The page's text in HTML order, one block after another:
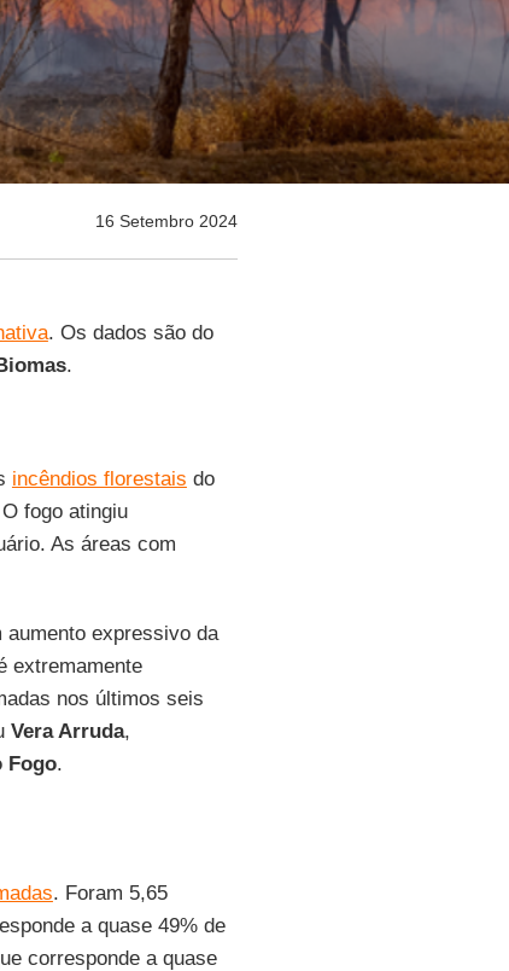
16 Setembro 2024
. Os dados são do
.
incêndios florestais do
fogo atingiu
As áreas com
aumento expressivo da
extremamente
nos últimos seis
Vera Arruda,
Fogo.
. Foram 5,65
a quase 49% de
corresponde a quase